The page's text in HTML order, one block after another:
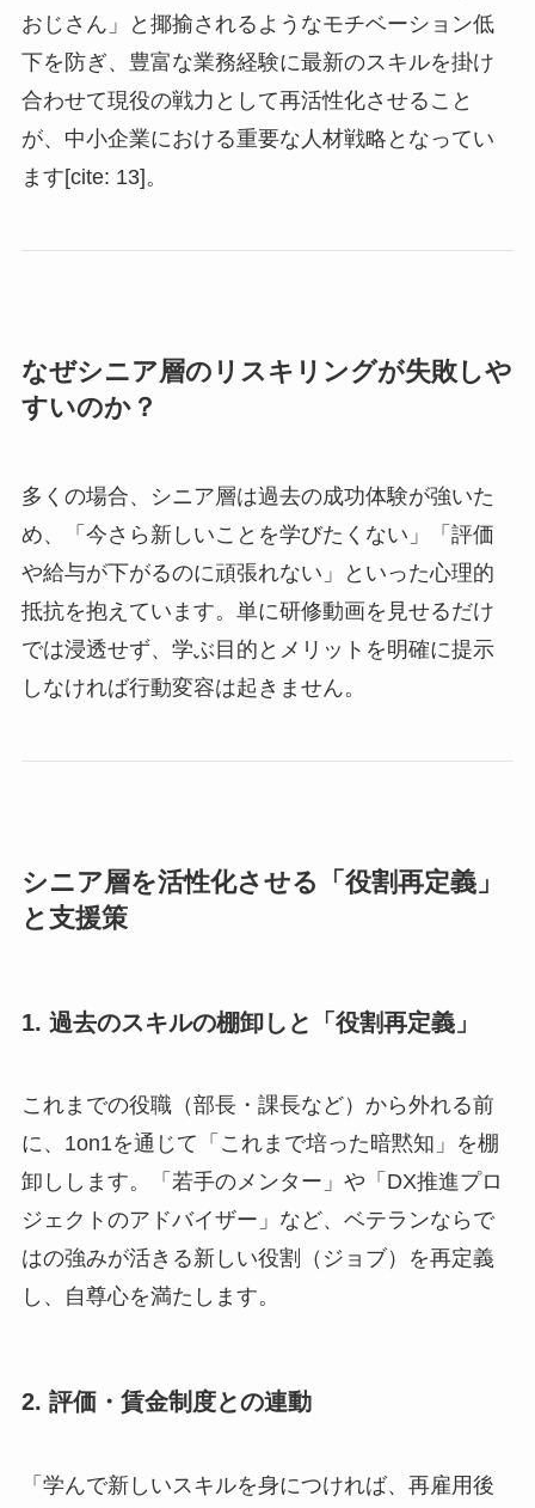
おじさん」と揶揄されるようなモチベーション低
下を防ぎ、豊富な業務経験に最新のスキルを掛け
合わせて現役の戦力として再活性化させること
が、中小企業における重要な人材戦略となってい
ます[cite: 13]。
なぜシニア層のリスキリングが失敗しや
すいのか？
多くの場合、シニア層は過去の成功体験が強いた
め、「今さら新しいことを学びたくない」「評価
や給与が下がるのに頑張れない」といった心理的
抵抗を抱えています。単に研修動画を見せるだけ
では浸透せず、学ぶ目的とメリットを明確に提示
しなければ行動変容は起きません。
シニア層を活性化させる「役割再定義」
と支援策
1. 過去のスキルの棚卸しと「役割再定義」
これまでの役職（部長・課長など）から外れる前
に、1on1を通じて「これまで培った暗黙知」を棚
卸しします。「若手のメンター」や「DX推進プロ
ジェクトのアドバイザー」など、ベテランならで
はの強みが活きる新しい役割（ジョブ）を再定義
し、自尊心を満たします。
2. 評価・賃金制度との連動
「学んで新しいスキルを身につければ、再雇用後